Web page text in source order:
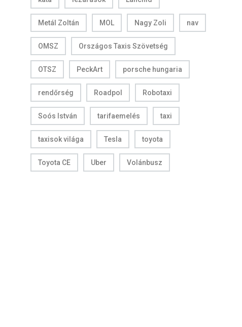
Metál Zoltán MOL Nagy Zoli nav
OMSZ Országos Taxis Szövetség
OTSZ PeckArt porsche hungaria
rendőrség Roadpol Robotaxi
Soós István tarifaemelés taxi
taxisok világa Tesla toyota
Toyota CE Uber Volánbusz